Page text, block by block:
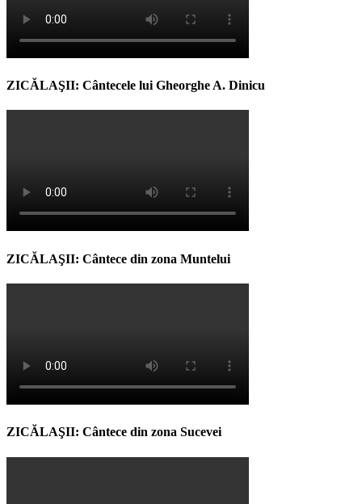
ZICĂLAŞII: Cântecele lui Gheorghe A. Dinicu
ZICĂLAŞII: Cântece din zona Muntelui
ZICĂLAŞII: Cântece din zona Sucevei